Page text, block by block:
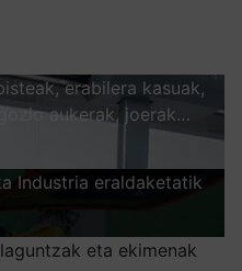
erabilera kasuak,
aukerak, joerak…
Industria eraldaketatik
eta ekimenak